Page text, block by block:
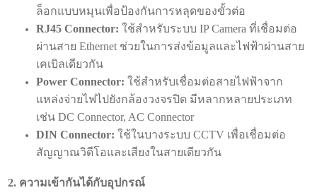
ล็อกแบบหมุนเพื่อป้องกันการหลุดของขั้วต่อ
RJ45 Connector: ใช้สำหรับระบบ IP Camera ที่เชื่อมต่อ
ผ่านสาย Ethernet ช่วยในการส่งข้อมูลและไฟฟ้าผ่านสาย
เคเบิลเดียวกัน
Power Connector: ใช้สำหรับเชื่อมต่อสายไฟฟ้าจาก
แหล่งจ่ายไฟไปยังกล้องวงจรปิด มีหลากหลายประเภท
เช่น DC Connector, AC Connector
DIN Connector: ใช้ในบางระบบ CCTV เพื่อเชื่อมต่อ
สัญญาณวิดีโอและเสียงในสายเดียวกัน
2. ความเข้ากันได้กับอุปกรณ์